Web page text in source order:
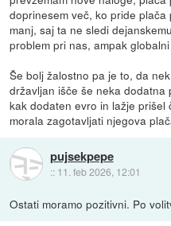
doprinesem več, ko pride
manj, saj ta ne sledi
problem pri nas, ampak
Še bolj žalostno pa je to, da
državljan išče še neka
kak dodaten evro in lažje prišel
morala zagotavljati njegova
pujsekpepe
:: 11. feb 2026, 12:01
Ostati moramo pozitivni. Po